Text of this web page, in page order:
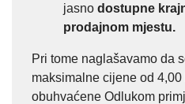
jasno dostupne
prodajnom mjestu.
Pri tome naglašavamo da
maksimalne cijene od
obuhvaćene Odlukom